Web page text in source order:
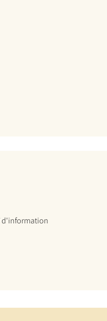
d'information